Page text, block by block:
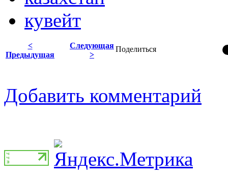
кувейт
Поделиться
<
Предыдущая
Следующая
>
Добавить комментарий